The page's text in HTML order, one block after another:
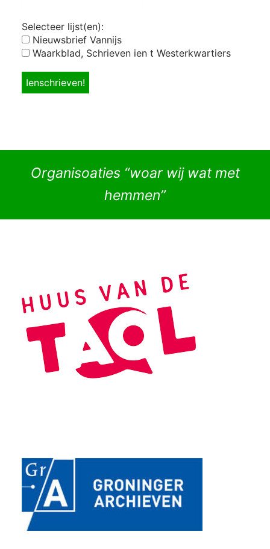
Selecteer lijst(en):
Nieuwsbrief Vannijs
Waarkblad, Schrieven ien t Westerkwartiers
Organisoaties “woar wij wat met
hemmen”